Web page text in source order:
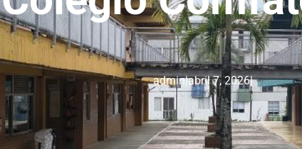
admin|abril 7, 2026|